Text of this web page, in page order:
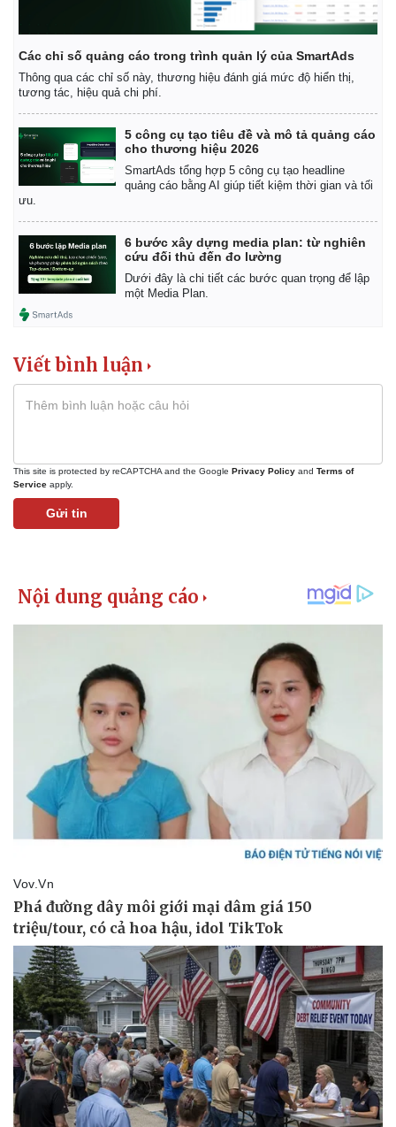
Bất động sản
Khởi nghiệp
Các chỉ số quảng cáo trong trình quản lý của SmartAds
Thông qua các chỉ số này, thương hiệu đánh giá mức độ hiển thị,
tương tác, hiệu quả chi phí.
5 công cụ tạo tiêu đề và mô tả quảng cáo
cho thương hiệu 2026
SmartAds tổng hợp 5 công cụ tạo headline
quảng cáo bằng AI giúp tiết kiệm thời gian và tối
ưu.
6 bước xây dựng media plan: từ nghiên
cứu đối thủ đến đo lường
Dưới đây là chi tiết các bước quan trọng để lập
một Media Plan.
Viết bình luận
This site is protected by reCAPTCHA and the Google Privacy Policy and Terms of
Service apply.
Gửi tin